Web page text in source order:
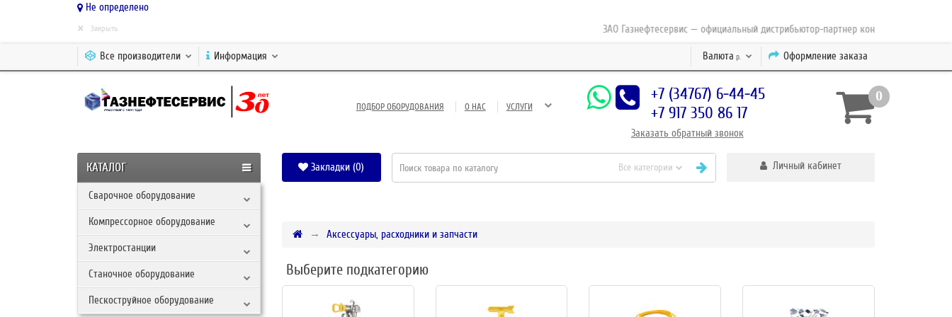
Не определено
ЗАО Газнефтесервис — официальный дистрибьютор-партнер концерна ESAB с 2010 года
× Закрыть
Оформление заказа
Валюта р.
Все производители Информация
ПОДБОР ОБОРУДОВАНИЯ О НАС УСЛУГИ
+7 (34767) 6-44-45
+7 917 350 86 17
Заказать обратный звонок
0
КАТАЛОГ
Сварочное оборудование
Компрессорное оборудование
Электростанции
Станочное оборудование
Пескоструйное оборудование
Закладки (0) Все категории Личный кабинет
Аксессуары, расходники и запчасти
Выберите подкатегорию